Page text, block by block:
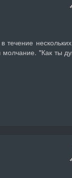
молчание. "Как ты